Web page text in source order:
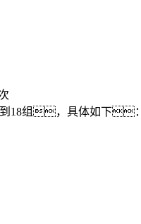
到18组，具体如下：